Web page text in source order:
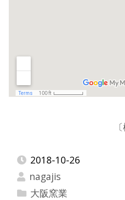
2018-10-26
nagajis
大阪窯業